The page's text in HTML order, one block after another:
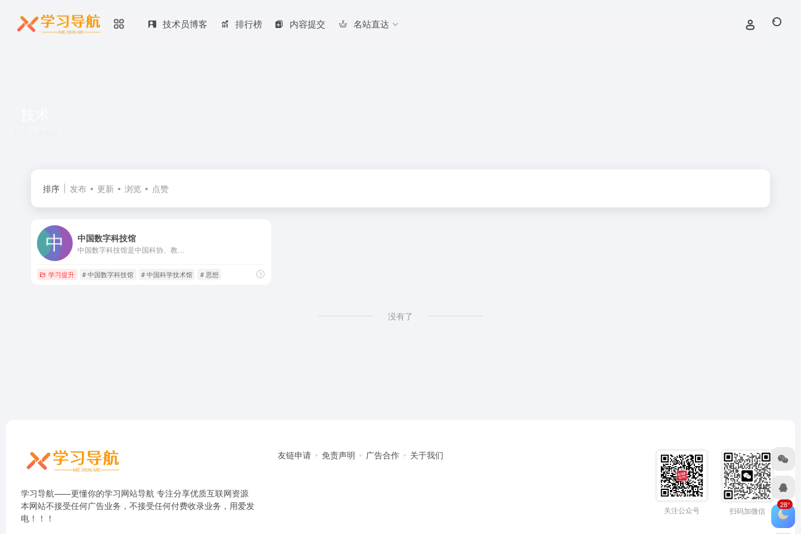
技术员博客 排行榜 内容提交 名站直达
排序 发布 更新 浏览 点赞
中国数字科技馆
中国数字科技馆是中国科协、教…
学习提升 # 中国数字科技馆 # 中国科学技术馆 # 思想
没有了
学习导航——更懂你的学习网站导航 专注分享优质互联网资源
本网站不接受任何广告业务，不接受任何付费收录业务，用爱发
电！！！
友链申请 免责声明 广告合作 关于我们
关注公众号 扫码加微信
28°